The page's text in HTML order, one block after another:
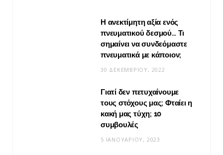
Η ανεκτίμητη αξία ενός
πνευματικού δεσμού… Τι
σημαίνει να συνδεόμαστε
πνευματικά με κάποιον;
30 ΔΕΚΕΜΒΡΊΟΥ, 2022
Γιατί δεν πετυχαίνουμε
τους στόχους μας; Φταίει η
κακή μας τύχη; 10
συμβουλές
5 ΙΑΝΟΥΑΡΊΟΥ, 2023